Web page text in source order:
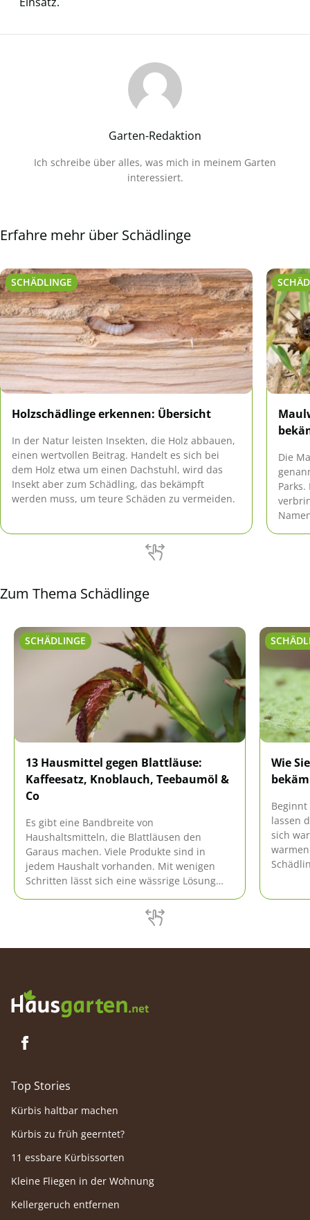
Garten-Redaktion
Ich schreibe über alles, was mich in meinem Garten
interessiert.
Erfahre mehr über Schädlinge
SCHÄDLINGE
Holzschädlinge erkennen: Übersicht
In der Natur leisten Insekten, die Holz abbauen,
einen wertvollen Beitrag. Handelt es sich bei
dem Holz etwa um einen Dachstuhl, wird das
Insekt aber zum Schädling, das bekämpft
werden muss, um teure Schäden zu vermeiden.
Die
Zum Thema Schädlinge
SCHÄDLINGE
13 Hausmittel gegen Blattläuse:
Kaffeesatz, Knoblauch, Teebaumöl &
Co
Es gibt eine Bandbreite von
Haushaltsmitteln, die Blattläusen den
Garaus machen. Viele Produkte sind in
jedem Haushalt vorhanden. Mit wenigen
Schritten lässt sich eine wässrige Lösung
Wie
lassen
sich
Top Stories
Kürbis haltbar machen
Kürbis zu früh geerntet?
11 essbare Kürbissorten
Kleine Fliegen in der Wohnung
Kellergeruch entfernen